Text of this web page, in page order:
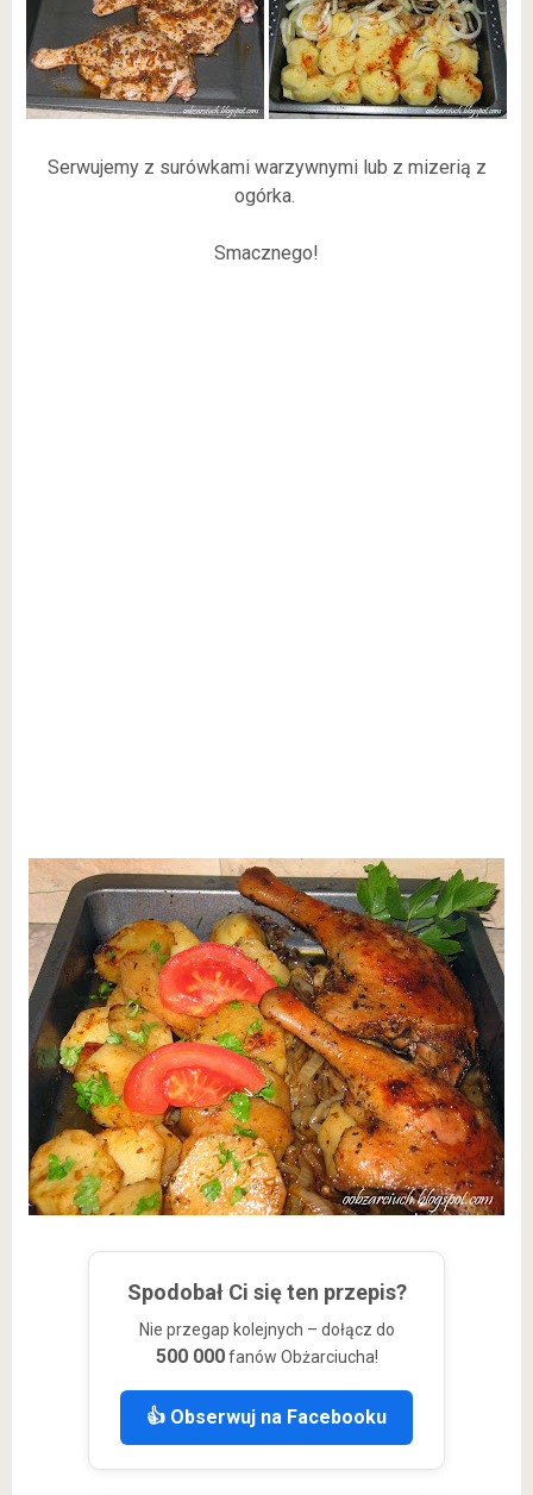
Serwujemy z surówkami warzywnymi lub z mizerią z
ogórka.
Smacznego!
Spodobał Ci się ten przepis?
Nie przegap kolejnych – dołącz do
500 000fanów Obżarciucha!
👍 Obserwuj na Facebooku